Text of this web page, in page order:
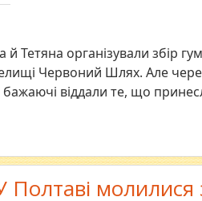
Тетяна організували збір
Червоний Шлях. Але
бажаючі віддали те, що
Полтаві молилися